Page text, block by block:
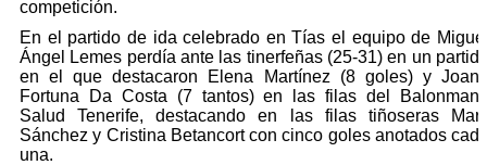
competición.
En el partido de ida celebrado en Tías el equipo de
Ángel Lemes perdía ante las tinerfeñas (25-31) en un
en el que destacaron Elena Martínez (8 goles) y
Fortuna Da Costa (7 tantos) en las filas del
Salud Tenerife, destacando en las filas tiñoseras
Sánchez y Cristina Betancort con cinco goles anotados
una.